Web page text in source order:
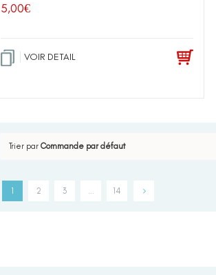
5,00€
VOIR DETAIL
Trier par Commande par défaut
1 2 3 … 14